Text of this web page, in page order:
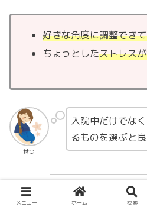
好きな角度に調整でき
ちょっとしたストレス
せつ
入院中だけでな
るものを選ぶと良
メニュー ホーム 検索